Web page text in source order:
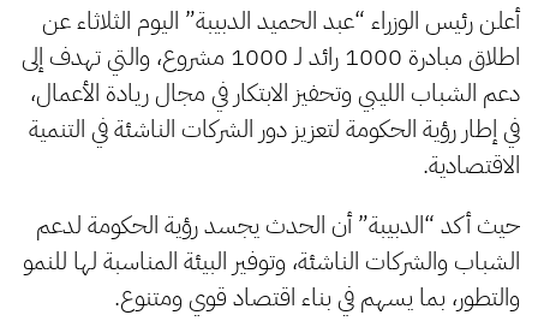
أعلن رئيس الوزراء “عبد الحميد الدبيبة” اليوم الثلاثاء عن
اطلاق مبادرة 1000 رائد لـ 1000 مشروع، والتي تهدف إلى
دعم الشباب الليبي وتحفيز الابتكار في مجال ريادة الأعمال،
في إطار رؤية الحكومة لتعزيز دور الشركات الناشئة في التنمية
الاقتصادية.
حيث أكد “الدبيبة” أن الحدث يجسد رؤية الحكومة لدعم
الشباب والشركات الناشئة، وتوفير البيئة المناسبة لها للنمو
والتطور، بما يسهم في بناء اقتصاد قوي ومتنوع.